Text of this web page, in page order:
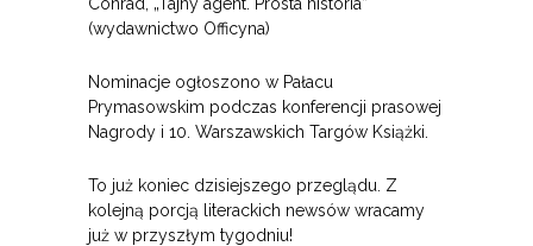
(wydawnictwo Officyna)
Nominacje ogłoszono w Pałacu
Prymasowskim podczas konferencji prasowej
Nagrody i 10. Warszawskich Targów Książki.
To już koniec dzisiejszego przeglądu. Z
kolejną porcją literackich newsów wracamy
już w przyszłym tygodniu!